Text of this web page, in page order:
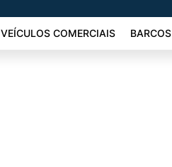
VEÍCULOS COMERCIAIS BARCOS